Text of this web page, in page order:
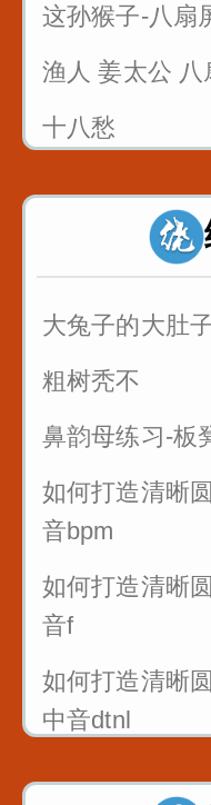
这孙猴子-八扇
渔人 姜太公 八
十八愁
诸葛亮 八扇屏
大兔子的大肚
粗树秃不
鼻韵母练习-板
如何打造清晰
音bpm
如何打造清晰
音f
如何打造清晰
中音dtnl
1_双唇音